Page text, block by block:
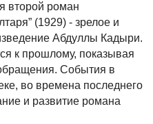
второй роман
(1929) - зрелое и
Абдуллы Кадыри.
к прошлому, показывая
События в
во времена последнего
и развитие романа